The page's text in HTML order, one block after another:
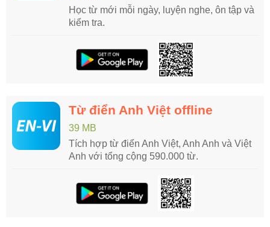
Học từ mới mỗi ngày, luyện nghe, ôn tập và
kiểm tra.
Từ điển Anh Việt offline
39 MB
Tích hợp từ điển Anh Việt, Anh Anh và Việt
Anh với tổng cộng 590.000 từ.